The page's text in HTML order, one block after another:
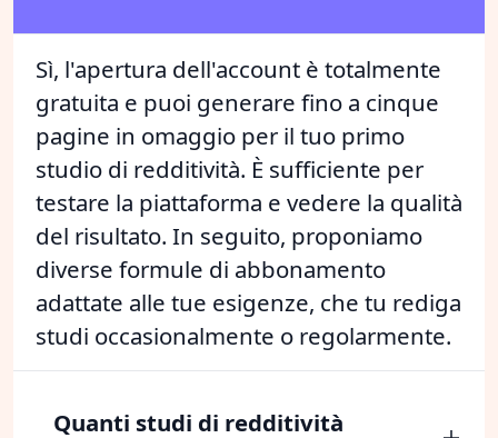
Sì, l'apertura dell'account è totalmente
gratuita e puoi generare fino a cinque
pagine in omaggio per il tuo primo
studio di redditività. È sufficiente per
testare la piattaforma e vedere la qualità
del risultato. In seguito, proponiamo
diverse formule di abbonamento
adattate alle tue esigenze, che tu rediga
studi occasionalmente o regolarmente.
Quanti studi di redditività